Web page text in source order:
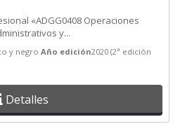
«ADGG0408 Operaciones
y...
y negro Año edición2020 (2ª edición
Detalles